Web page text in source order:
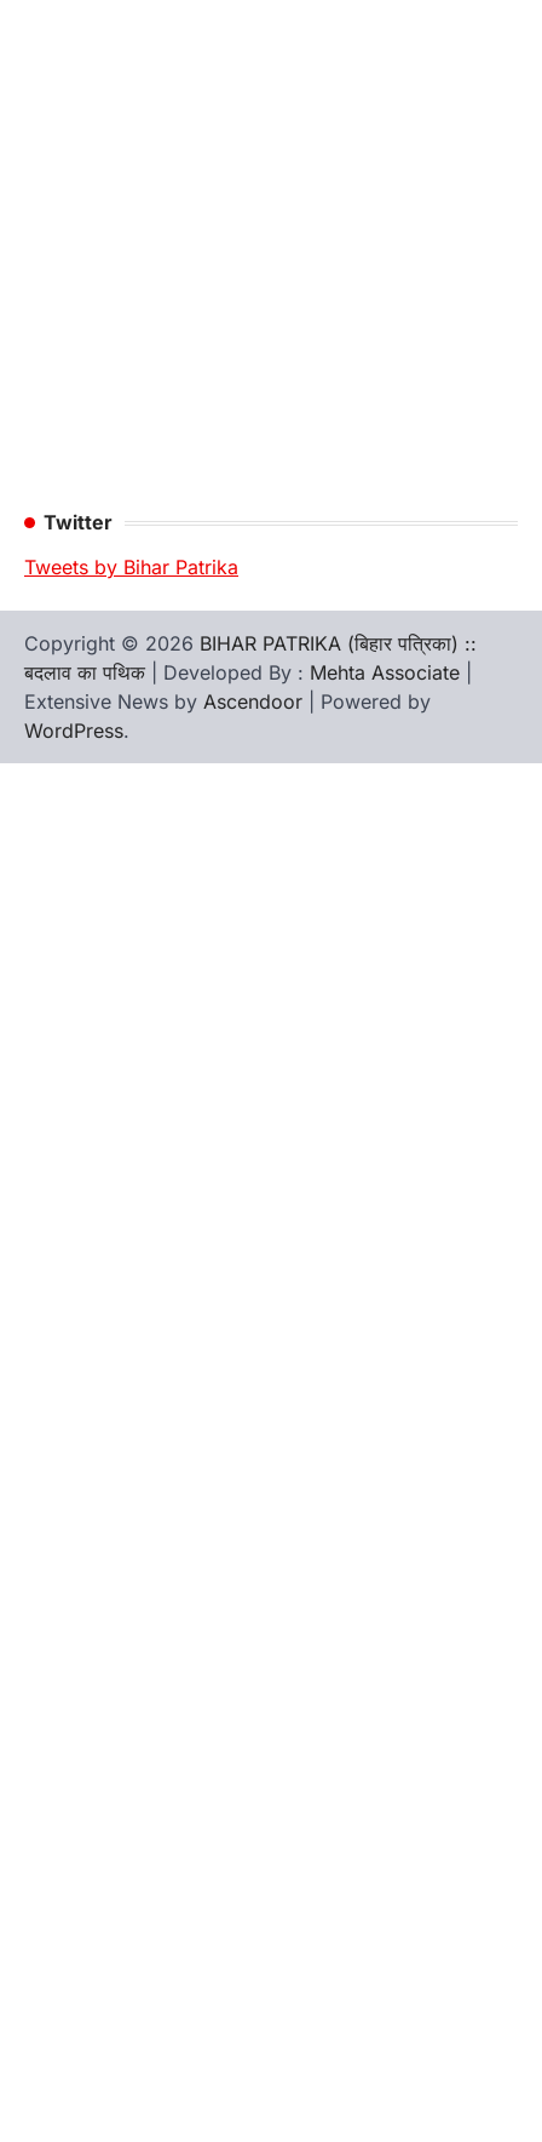
Twitter
Tweets by Bihar Patrika
Copyright © 2026 BIHAR PATRIKA (बिहार पत्रिका) ::
बदलाव का पथिक | Developed By : Mehta Associate
Extensive News by Ascendoor | Powered by
WordPress.